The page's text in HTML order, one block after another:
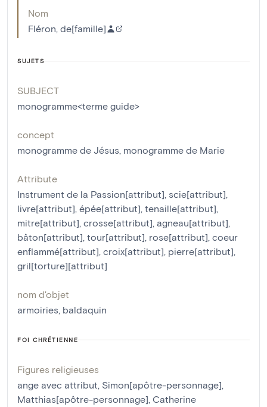
Nom
Fléron, de[famille]
SUJETS
SUBJECT
monogramme<terme guide>
concept
monogramme de Jésus, monogramme de Marie
Attribute
Instrument de la Passion[attribut], scie[attribut],
livre[attribut], épée[attribut], tenaille[attribut],
mitre[attribut], crosse[attribut], agneau[attribut],
bâton[attribut], tour[attribut], rose[attribut], coeur
enflammé[attribut], croix[attribut], pierre[attribut],
gril[torture][attribut]
nom d'objet
armoiries, baldaquin
FOI CHRÉTIENNE
Figures religieuses
ange avec attribut, Simon[apôtre-personnage],
Matthias[apôtre-personnage], Catherine